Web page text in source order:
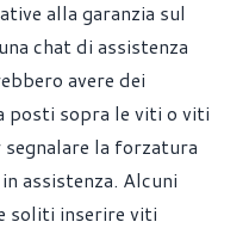
alla garanzia sul
chat di assistenza
avere dei
posti sopra le viti o viti
la forzatura
assistenza. Alcuni
soliti inserire viti